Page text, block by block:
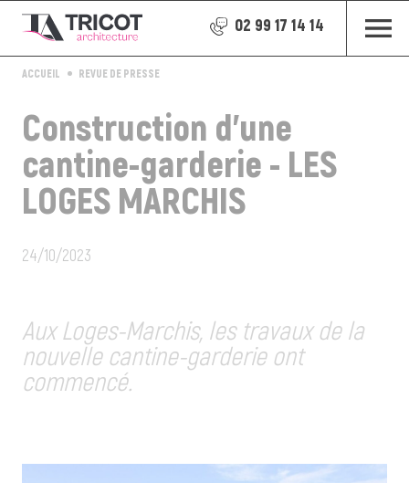
02 99 17 14 14
ACCUEIL REVUE DE PRESSE
Construction d'une
cantine-garderie - LES
LOGES MARCHIS
24/10/2023
Aux Loges-Marchis, les travaux de la
nouvelle cantine-garderie ont
commencé.